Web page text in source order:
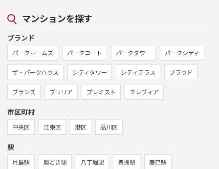
マンションを探す
ブランド
パークホームズ パークコート パークタワー パークシティ
ザ・パークハウス シティタワー シティテラス プラウド
ブランズ ブリリア プレミスト クレヴィア
市区町村
中央区 江東区 港区 品川区
駅
月島駅 勝どき駅 八丁堀駅 豊洲駅 辰巳駅